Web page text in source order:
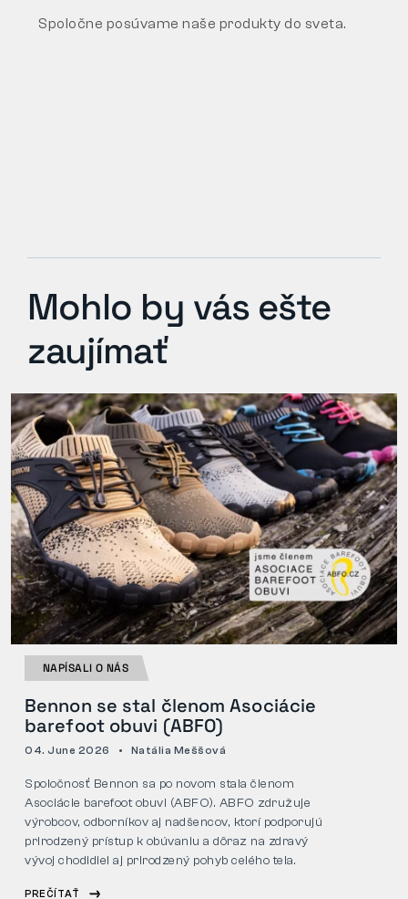
Spoločne posúvame naše produkty do sveta.
Mohlo by vás ešte
zaujímať
NAPÍSALI O NÁS
Bennon se stal členom Asociácie
barefoot obuvi (ABFO)
04. June 2026 Natália Meššová
Spoločnosť Bennon sa po novom stala členom
Asociácie barefoot obuvi (ABFO). ABFO združuje
výrobcov, odborníkov aj nadšencov, ktorí podporujú
prirodzený prístup k obúvaniu a dôraz na zdravý
vývoj chodidiel aj prirodzený pohyb celého tela.
PREČÍTAŤ